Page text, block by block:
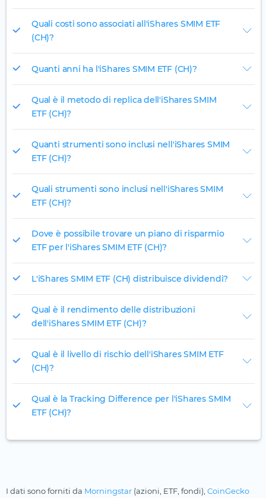
Quali costi sono associati all'iShares SMIM ETF
(CH)?
Quanti anni ha l'iShares SMIM ETF (CH)?
Qual è il metodo di replica dell'iShares SMIM
ETF (CH)?
Quanti strumenti sono inclusi nell'iShares SMIM
ETF (CH)?
Quali strumenti sono inclusi nell'iShares SMIM
ETF (CH)?
Dove è possibile trovare un piano di risparmio
ETF per l'iShares SMIM ETF (CH)?
L'iShares SMIM ETF (CH) distribuisce dividendi?
Qual è il rendimento delle distribuzioni
dell'iShares SMIM ETF (CH)?
Qual è il livello di rischio dell'iShares SMIM ETF
(CH)?
Qual è la Tracking Difference per l'iShares SMIM
ETF (CH)?
I dati sono forniti da Morningstar (azioni, ETF, fondi), CoinGecko